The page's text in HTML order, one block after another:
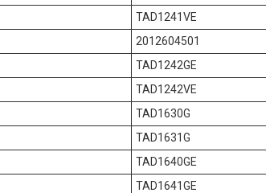
TAD1241VE
2012604501
TAD1242GE
TAD1242VE
TAD1630G
TAD1631G
TAD1640GE
TAD1641GE